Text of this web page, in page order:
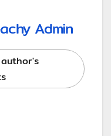
Admin